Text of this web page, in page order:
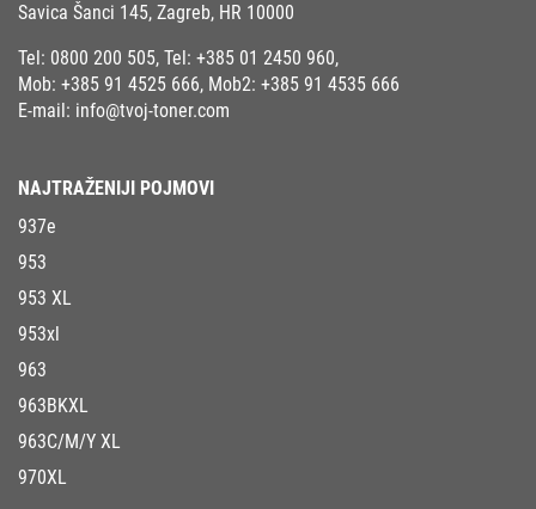
Savica Šanci 145, Zagreb, HR 10000
Tel: 0800 200 505, Tel: +385 01 2450 960,
Mob: +385 91 4525 666, Mob2: +385 91 4535 666
E-mail: info@tvoj-toner.com
NAJTRAŽENIJI POJMOVI
937e
953
953 XL
953xl
963
963BKXL
963C/M/Y XL
970XL